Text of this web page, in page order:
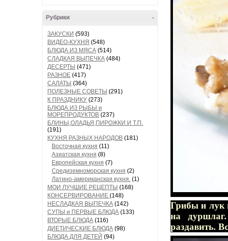
-
Рубрики
ЗАКУСКИ (593)
ВИДЕО-КУХНЯ (548)
БЛЮДА ИЗ МЯСА (514)
СЛАДКАЯ ВЫПЕЧКА (484)
ДЕСЕРТЫ (471)
РАЗНОЕ (417)
САЛАТЫ (364)
ПОЛЕЗНЫЕ СОВЕТЫ (291)
К ПРАЗДНИКУ (273)
БЛЮДА ИЗ РЫБЫ и
МОРЕПРОДУКТОВ (237)
БЛИНЫ,ОЛАДЬЯ,ПИРОЖКИ И Т.П.
(191)
КУХНЯ РАЗНЫХ НАРОДОВ (181)
Восточная кухня (11)
Азиатская кухня (8)
Европейская кухня (7)
Средиземноморская кухня (2)
Латино-американская кухня. (1)
МОИ ЛУЧШИЕ РЕЦЕПТЫ (168)
КОНСЕРВИРОВАНИЕ (148)
НЕСЛАДКАЯ ВЫПЕЧКА (142)
СУПЫ и ПЕРВЫЕ БЛЮДА (133)
ВТОРЫЕ БЛЮДА (116)
ДИЕТИЧЕСКИЕ БЛЮДА (98)
БЛЮДА ДЛЯ ДЕТЕЙ (94)
Грибы и лук
на
раздавить.